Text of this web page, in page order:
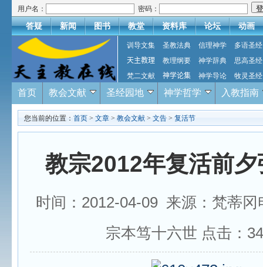
用户名： 密码：
答疑 新闻 图书 教堂 资料库 论坛 动画
训导文集 圣教法典 信理神学
多语圣经
天主教理
教理纲要 神学辞典
思高圣经
梵二文献
神学论集 神学导论 牧灵圣经
首页 教会文献 圣经园地 神学哲学 入教指南
您当前的位置： 首页 > 文章 > 教会文献 > 文告 > 复活节
教宗2012年复活前
时间：2012-04-09 来源：梵蒂
宗本笃十六世 点击：